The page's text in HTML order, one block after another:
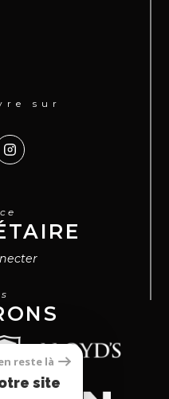
sur
reste là
site